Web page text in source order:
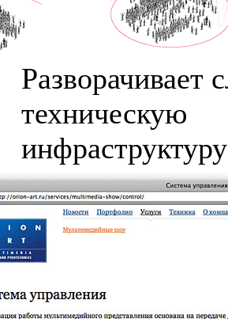
Разворачивает
техническую